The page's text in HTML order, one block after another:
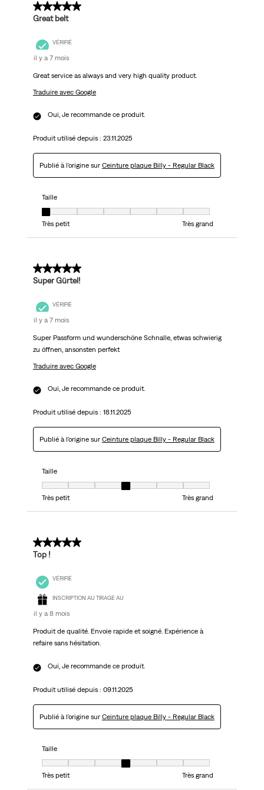
5 sur 5 étoiles.
Great belt
VÉRIFIÉ
il y a 7 mois
Great service as always and very high quality product.
Traduire avec Google
Oui, Je recommande ce produit.
Produit utilisé depuis : 23.11.2025
Publié à l'origine sur Ceinture plaque Billy - Regular Black
Taille
Taille, 1 sur 7, où 1 est égal à Très petit et 7 est égal à Très grand
Très petit
Très grand
5 sur 5 étoiles.
Super Gürtel!
VÉRIFIÉ
il y a 7 mois
Super Passform und wunderschöne Schnalle, etwas schwierig
zu öffnen, ansonsten perfekt
Traduire avec Google
Oui, Je recommande ce produit.
Produit utilisé depuis : 18.11.2025
Publié à l'origine sur Ceinture plaque Billy - Regular Black
Taille
Taille, 4 sur 7, où 1 est égal à Très petit et 7 est égal à Très grand
Très petit
Très grand
5 sur 5 étoiles.
Top !
VÉRIFIÉ
INSCRIPTION AU TIRAGE AU
il y a 8 mois
Produit de qualité. Envoie rapide et soigné. Expérience à
refaire sans hésitation.
Oui, Je recommande ce produit.
Produit utilisé depuis : 09.11.2025
Publié à l'origine sur Ceinture plaque Billy - Regular Black
Taille
Taille, 4 sur 7, où 1 est égal à Très petit et 7 est égal à Très grand
Très petit
Très grand